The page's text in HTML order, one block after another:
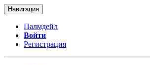
Навигация
Палмдейл
Войти
Регистрация